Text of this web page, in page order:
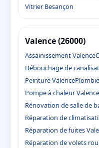
Vitrier Besançon
Valence (26000)
Assainissement Valence
Débouchage de
Peinture Valence
Pompe à chaleur Valence
Rénovation de salle de
Réparation de
Réparation de fuites
Réparation de volets